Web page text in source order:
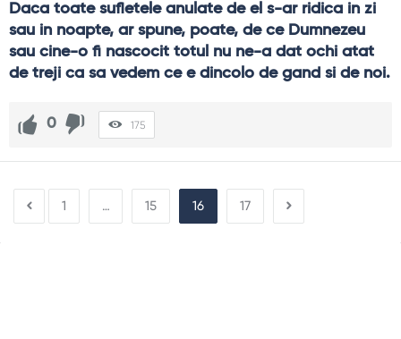
Daca toate sufletele anulate de el s-ar ridica in zi
sau in noapte, ar spune, poate, de ce Dumnezeu
sau cine-o fi nascocit totul nu ne-a dat ochi atat
de treji ca sa vedem ce e dincolo de gand si de noi.
0 175
1 … 15 16 17